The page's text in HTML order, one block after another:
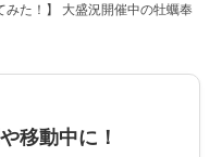
みた！】 大盛況開催中の牡蠣奉
移動中に！